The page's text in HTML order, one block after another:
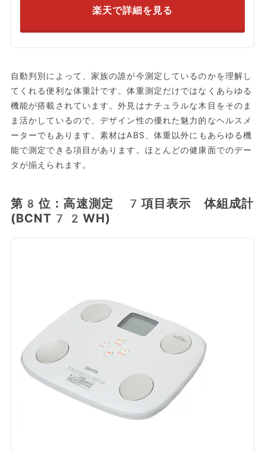
楽天で詳細を見る
自動判別によって、家族の誰が今測定しているのかを理解し
てくれる便利な体重計です。体重測定だけではなくあらゆる
機能が搭載されています。外見はナチュラルな木目をそのま
ま活かしているので、デザイン性の優れた魅力的なヘルスメ
ーターでもあります。素材はABS、体重以外にもあらゆる機
能で測定できる項目があります。ほとんどの健康面でのデー
タが揃えられます。
第8位：高速測定 7項目表示 体組成計
(BCNT72WH)